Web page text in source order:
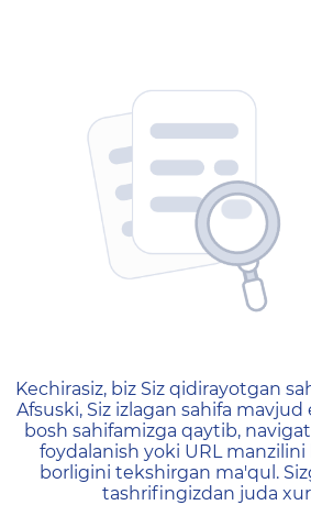
404 —
Kechirasiz, biz Siz qidirayotgan
Afsuski, Siz izlagan sahifa mavjud
bosh sahifamizga qaytib,
foydalanish yoki URL
borligini tekshirgan ma'qul.
tashrifingizdan juda